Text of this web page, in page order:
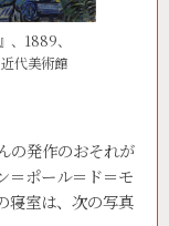
、1889、
代美術館
の発作のおそれが
＝ポール＝ド＝モ
寝室は、次の写真